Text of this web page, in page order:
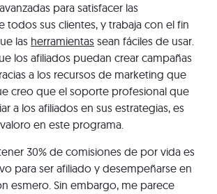
para satisfacer las
todos sus clientes, y trabaja con el fin
las herramientas sean fáciles de usar.
los afiliados puedan crear campañas
a los recursos de marketing que
creo que el soporte profesional que
a los afiliados en sus estrategias, es
en este programa.
30% de comisiones de por vida es
para ser afiliado y desempeñarse en
esmero. Sin embargo, me parece